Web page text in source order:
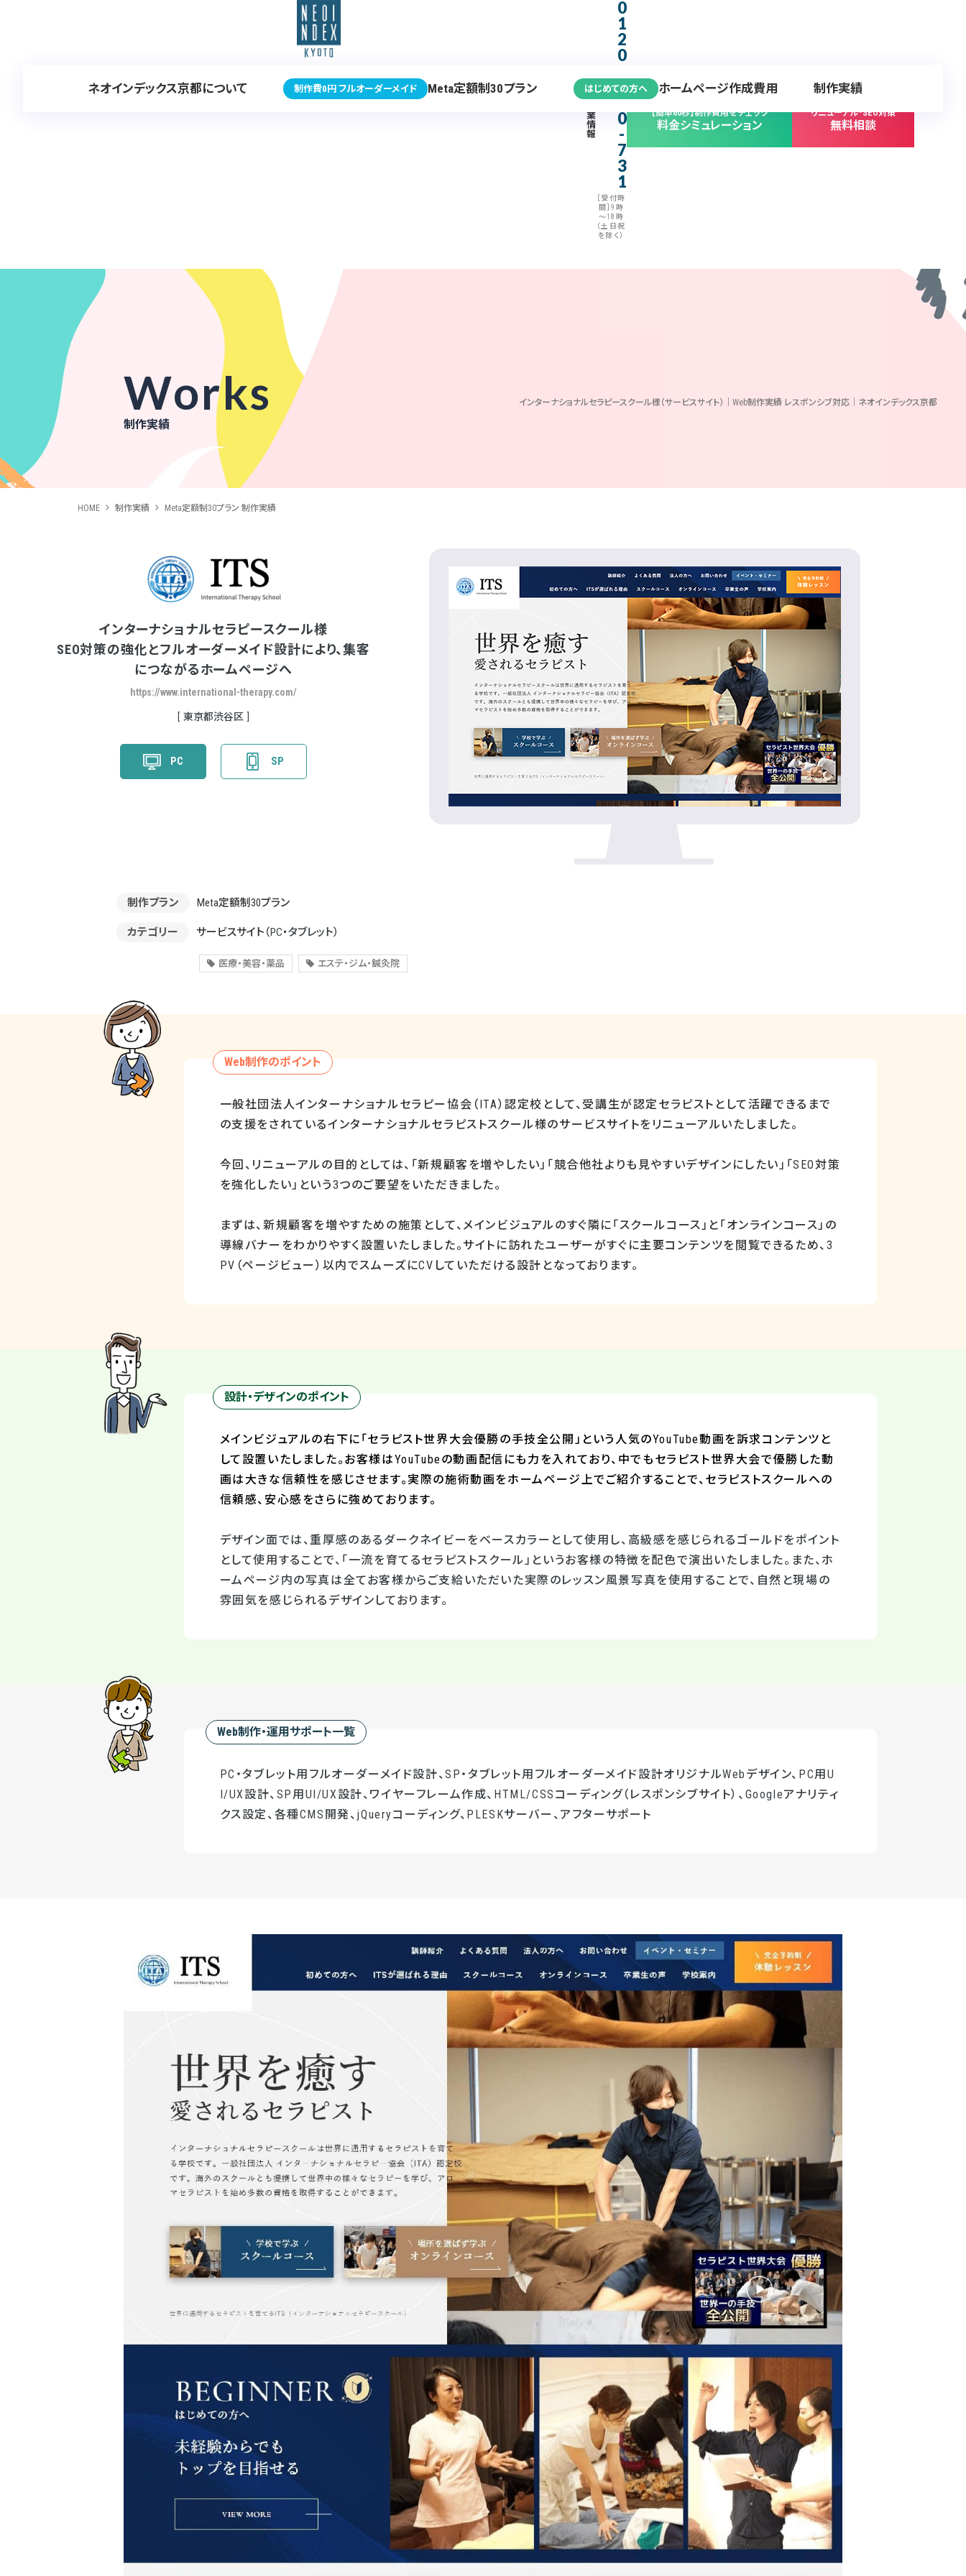
業
情
報
0
1
2
0
3
7
0
-
7
3
1
［受付時
間］9時
～18時
（土日祝
を除く）
【簡単60秒】制作費用をチェック
料金シミュレーション
リニューアル･SEO対策
無料相談
ネオインデックス京都について 制作費0円 フルオーダーメイド Meta定額制30プラン はじめての方へ ホームページ作成費用 制作実績
インターナショナルセラピースクール様（サービスサイト）｜Web制作実績 レスポンシブ対応｜ネオインデックス京都
Works
制作実績
HOME 制作実績 Meta定額制30プラン 制作実績
インターナショナルセラピースクール様
SEO対策の強化とフルオーダーメイド設計により、集客
につながるホームページへ
https://www.international-therapy.com/
東京都渋谷区
PC SP
制作プラン Meta定額制30プラン
カテゴリー サービスサイト （PC・タブレット）
医療・美容・薬品 エステ・ジム・鍼灸院
Web制作のポイント
一般社団法人インターナショナルセラピー協会（ITA）認定校として、受講生が認定セラピストとして活躍できるまで
の支援をされているインターナショナルセラピストスクール様のサービスサイトをリニューアルいたしました。
今回、リニューアルの目的としては、「新規顧客を増やしたい」「競合他社よりも見やすいデザインにしたい」「SEO対策
を強化したい」という3つのご要望をいただきました。
まずは、新規顧客を増やすための施策として、メインビジュアルのすぐ隣に「スクールコース」と「オンラインコース」の
導線バナーをわかりやすく設置いたしました。サイトに訪れたユーザーがすぐに主要コンテンツを閲覧できるため、 3
PV （ページビュー）以内でスムーズにCV していただける設計となっております。
設計・デザインのポイント
メインビジュアルの右下に「セラピスト世界大会優勝の手技全公開」という人気のYouTube動画を訴求コンテンツと
して設置いたしました。お客様はYouTube の動画配信にも力を入れており、中でもセラピスト世界大会で優勝した動
画は大きな信頼性を感じさせます。実際の施術動画をホームページ上でご紹介することで、セラピストスクールへの
信頼感、安心感をさらに強めております。
デザイン面では、重厚感のあるダークネイビーをベースカラーとして使用し、高級感を感じられるゴールドをポイント
として使用することで、「一流を育てるセラピストスクール」というお客様の特徴を配色で演出いたしました。また、ホ
ームページ内の写真は全てお客様からご支給いただいた実際のレッスン風景写真を使用することで、自然と現場の
雰囲気を感じられるデザインしております。
Web制作・運用サポート一覧
PC・タブレット用フルオーダーメイド設計、SP・タブレット用フルオーダーメイド設計オリジナルWebデザイン、PC用U
I/UX設計、SP用UI/UX設計、ワイヤーフレーム作成、HTML/CSSコーディング（レスポンシブサイト）、Googleアナリティ
クス設定、各種CMS開発、jQueryコーディング、PLESKサーバー、アフターサポート